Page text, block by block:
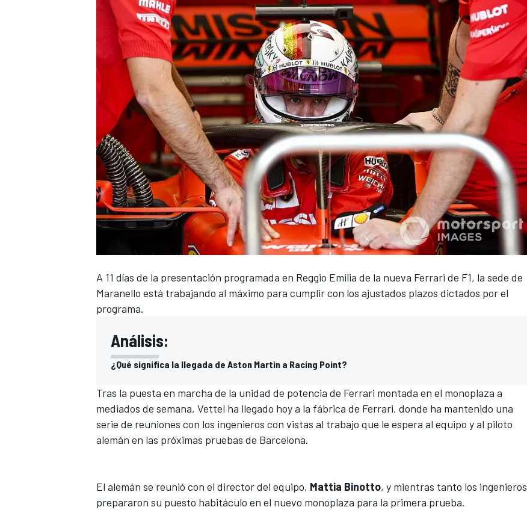
MOTOGP
NASCAR CUP
FÓRMULA E
A 11 días de la presentación programada en Reggio Emilia de la nueva Ferrari de F1, la sede de
Maranello está trabajando al máximo para cumplir con los ajustados plazos dictados por el
programa.
Análisis:
¿Qué significa la llegada de Aston Martin a Racing Point?
Tras la puesta en marcha de la unidad de potencia de Ferrari montada en el monoplaza a
mediados de semana, Vettel ha llegado hoy a la fábrica de Ferrari, donde ha mantenido una
serie de reuniones con los ingenieros con vistas al trabajo que le espera al equipo y al piloto
alemán en las próximas pruebas de Barcelona.
El alemán se reunió con el director del equipo, Mattia Binotto, y mientras tanto los ingenieros
prepararon su puesto habitáculo en el nuevo monoplaza para la primera prueba.